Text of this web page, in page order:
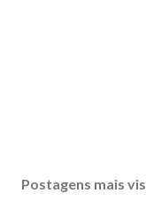
Postagens mais